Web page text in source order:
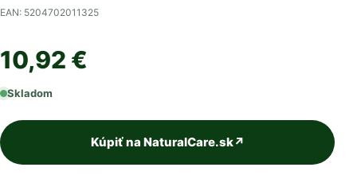
EAN: 5204702011325
10,92 €
Skladom
Kúpiť na NaturalCare.sk↗